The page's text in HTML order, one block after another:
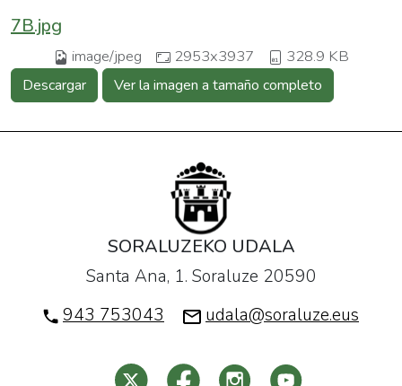
7B.jpg
image/jpeg 2953x3937 328.9 KB
Descargar Ver la imagen a tamaño completo
SORALUZEKO UDALA
Santa Ana, 1. Soraluze 20590
943 753043
udala@soraluze.eus